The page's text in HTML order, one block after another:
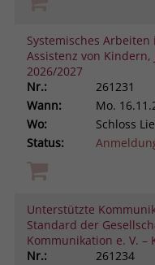
Systemisches
Assistenz von
2026/2027
Nr.:
261231
Wann:
Mo.
Wo:
Schloss
Status:
Unterstützte
Standard der
Kommunikation e. V. –
Nr.:
261234